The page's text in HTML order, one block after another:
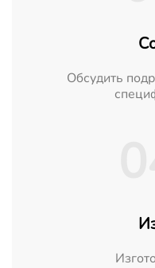
Обсудить